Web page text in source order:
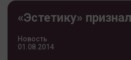
«Эстетику»
Новость
01.08.2014